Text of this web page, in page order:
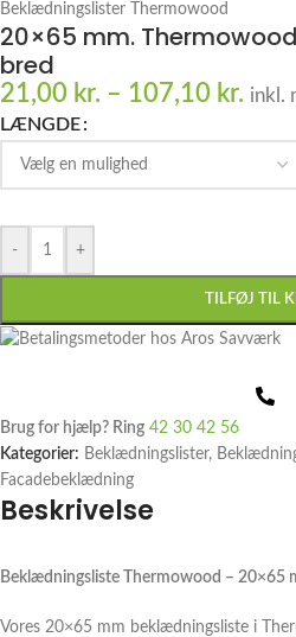
Beklædningslister Thermowood
20×65 mm.
bred
21,00 kr. – 107,10 kr. inkl.
LÆNGDE
- +
TILFØJ TIL
Brug for hjælp? Ring 42 30 42 56
Kategorier: Beklædningslister,
Facadebeklædning
Beskrivelse
Beklædningsliste Thermowood – 20×65
Vores 20×65 mm beklædningsliste i